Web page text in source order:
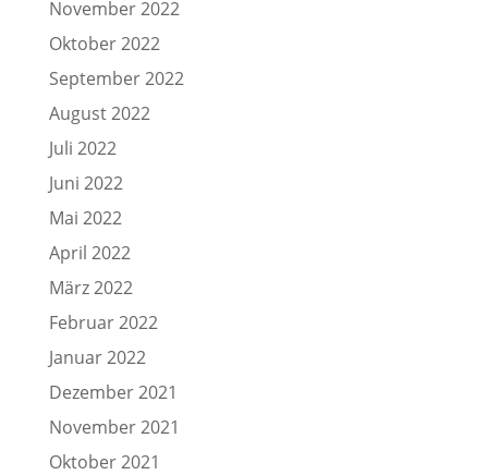
November 2022
Oktober 2022
September 2022
August 2022
Juli 2022
Juni 2022
Mai 2022
April 2022
März 2022
Februar 2022
Januar 2022
Dezember 2021
November 2021
Oktober 2021